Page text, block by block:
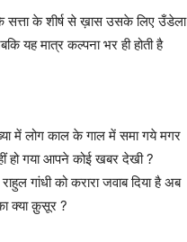
सत्ता के शीर्ष से ख़ास उसके लिए उँडेला
यह मात्र कल्पना भर ही होती है
में लोग काल के गाल में समा गये मगर
हो गया आपने कोई खबर देखी ?
गांधी को करारा जवाब दिया है अब
क्या क़ुसूर ?